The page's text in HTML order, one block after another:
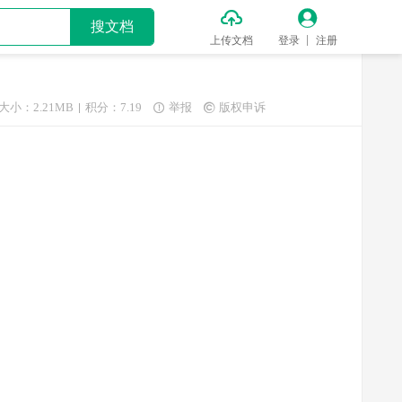
搜文档 
上传文档

登录 注册
小：2.21MB 积分：7.19  举报  版权申诉